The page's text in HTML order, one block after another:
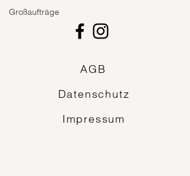
Großaufträge
AGB
Datenschutz
Impressum